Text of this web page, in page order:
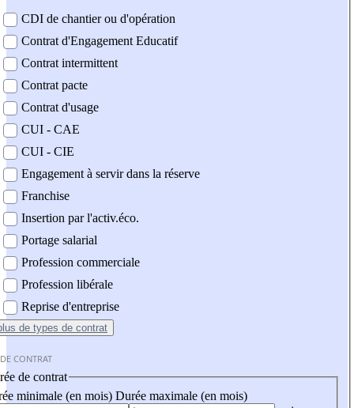
CDI de chantier ou d'opération
Contrat d'Engagement Educatif
Contrat intermittent
Contrat pacte
Contrat d'usage
CUI - CAE
CUI - CIE
Engagement à servir dans la réserve
Franchise
Insertion par l'activ.éco.
Portage salarial
Profession commerciale
Profession libérale
Reprise d'entreprise
de types de contrat
CONTRAT
de contrat
minimale (en mois) Durée maximale (en mois)